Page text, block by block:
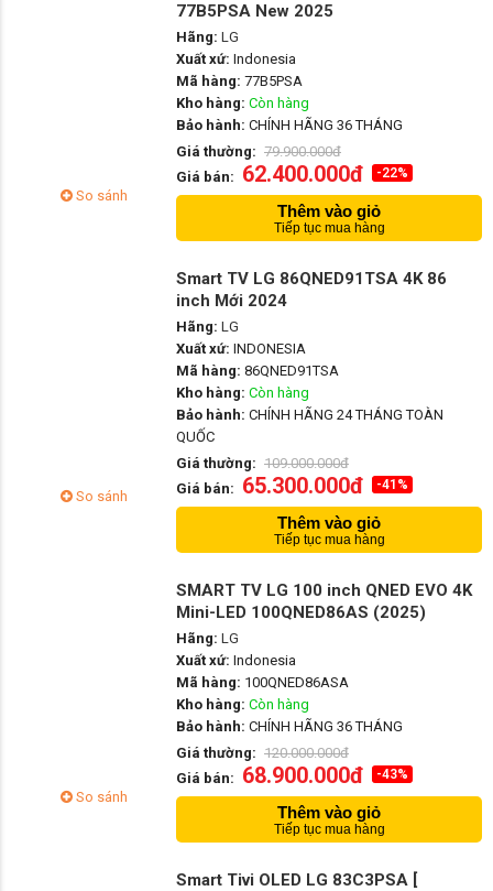
So sánh
77B5PSA New 2025
Hãng: LG
Xuất xứ: Indonesia
Mã hàng: 77B5PSA
Kho hàng: Còn hàng
Bảo hành: CHÍNH HÃNG 36 THÁNG
Giá thường: 79.900.000đ
Giá bán: 62.400.000đ -22%
Thêm vào giỏ
Tiếp tục mua hàng
So sánh
Smart TV LG 86QNED91TSA 4K 86
inch Mới 2024
Hãng: LG
Xuất xứ: INDONESIA
Mã hàng: 86QNED91TSA
Kho hàng: Còn hàng
Bảo hành: CHÍNH HÃNG 24 THÁNG TOÀN
QUỐC
Giá thường: 109.000.000đ
Giá bán: 65.300.000đ -41%
Thêm vào giỏ
Tiếp tục mua hàng
So sánh
SMART TV LG 100 inch QNED EVO 4K
Mini-LED 100QNED86AS (2025)
Hãng: LG
Xuất xứ: Indonesia
Mã hàng: 100QNED86ASA
Kho hàng: Còn hàng
Bảo hành: CHÍNH HÃNG 36 THÁNG
Giá thường: 120.000.000đ
Giá bán: 68.900.000đ -43%
Thêm vào giỏ
Tiếp tục mua hàng
Smart Tivi OLED LG 83C3PSA [